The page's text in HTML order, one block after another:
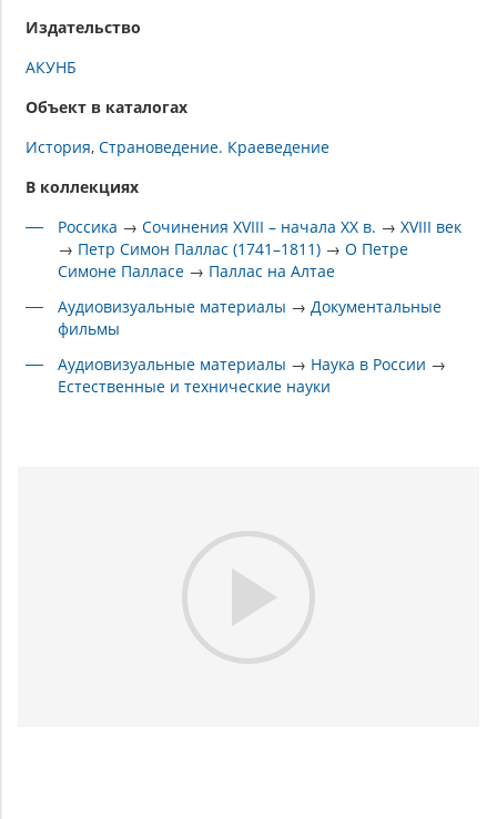
Издательство
АКУНБ
Объект в каталогах
История Страноведение. Краеведение
В коллекциях
Россика →Сочинения XVIII – начала XX в. →XVIII век
→ Петр Симон Паллас (1741–1811) →О Петре
Симоне Палласе → Паллас на Алтае
Аудиовизуальные материалы →Документальные
фильмы
Аудиовизуальные материалы → Наука в России →
Естественные и технические науки
Play
Video